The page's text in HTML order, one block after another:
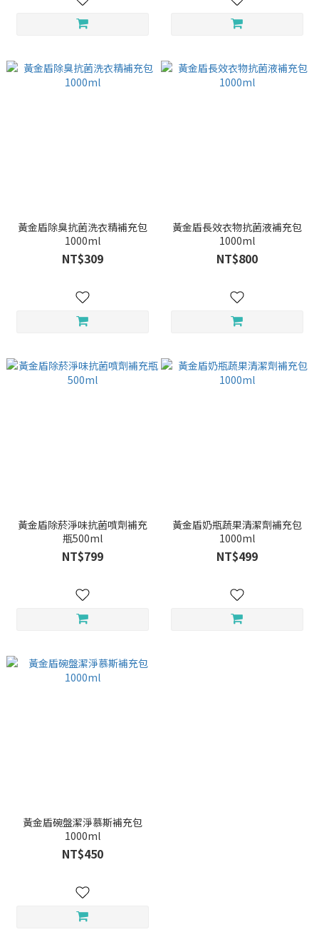
黃金盾除臭抗菌洗衣精補充包
1000ml
NT$309
黃金盾長效衣物抗菌液補充包
1000ml
NT$800
黃金盾除菸淨味抗菌噴劑補充
瓶500ml
NT$799
黃金盾奶瓶蔬果清潔劑補充包
1000ml
NT$499
黃金盾碗盤潔淨慕斯補充包
1000ml
NT$450